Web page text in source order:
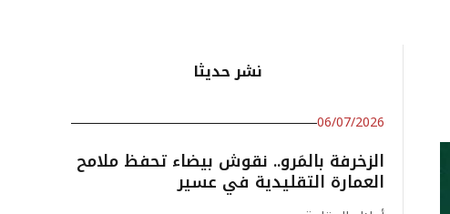
نشر حديثا
06/07/2026
الزخرفة بالمَرو.. نقوش بيضاء تحفظ ملامح
العمارة التقليدية في عسير